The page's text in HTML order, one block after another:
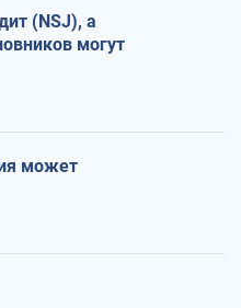
(NSJ), а
могут
может